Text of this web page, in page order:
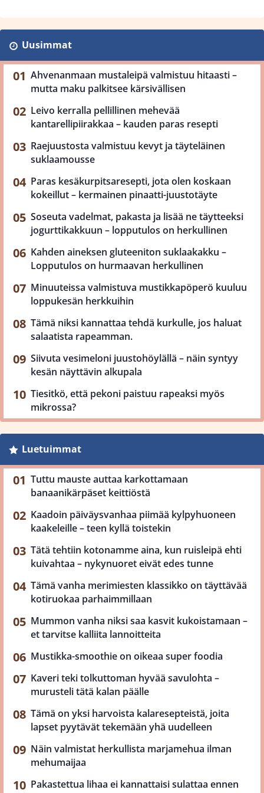
Uusimmat
Ahvenanmaan mustaleipä valmistuu hitaasti –
mutta maku palkitsee kärsivällisen
Leivo kerralla pellillinen mehevää
kantarellipiirakkaa – kauden paras resepti
Raejuustosta valmistuu kevyt ja täyteläinen
suklaamousse
Paras kesäkurpitsaresepti, jota olen koskaan
kokeillut – kermainen pinaatti-juustotäyte
Soseuta vadelmat, pakasta ja lisää ne täytteeksi
jogurttikakkuun – lopputulos on herkullinen
Kahden aineksen gluteeniton suklaakakku –
Lopputulos on hurmaavan herkullinen
Minuuteissa valmistuva mustikkapöperö kuuluu
loppukesän herkkuihin
Tämä niksi kannattaa tehdä kurkulle, jos haluat
salaatista rapeamman.
Siivuta vesimeloni juustohöylällä – näin syntyy
kesän näyttävin alkupala
Tiesitkö, että pekoni paistuu rapeaksi myös
mikrossa?
Luetuimmat
Tuttu mauste auttaa karkottamaan
banaanikärpäset keittiöstä
Kaadoin päiväysvanhaa piimää kylpyhuoneen
kaakeleille – teen kyllä toistekin
Tätä tehtiin kotonamme aina, kun ruisleipä ehti
kuivahtaa – nykynuoret eivät edes tunne
Tämä vanha merimiesten klassikko on täyttävää
kotiruokaa parhaimmillaan
Mummon vanha niksi saa kasvit kukoistamaan –
et tarvitse kalliita lannoitteita
Mustikka-smoothie on oikeaa super foodia
Kaveri teki tolkuttoman hyvää savulohta –
murusteli tätä kalan päälle
Tämä on yksi harvoista kalaresepteistä, joita
lapset pyytävät tekemään yhä uudelleen
Näin valmistat herkullista marjamehua ilman
mehumaijaa
Pakastettua lihaa ei kannattaisi sulattaa ennen